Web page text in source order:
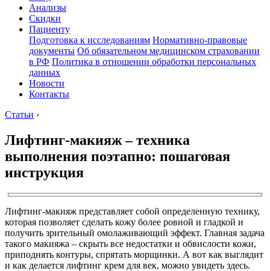
Анализы
Скидки
Пациенту
Подготовка к исследованиям Нормативно-правовые
документы Об обязательном медицинском страховании
в РФ Политика в отношении обработки персональных
данных
Новости
Контакты
Статьи ›
Лифтинг-макияж – техника
выполнения поэтапно: пошаговая
инструкция
Лифтинг-макияж представляет собой определенную технику,
которая позволяет сделать кожу более ровной и гладкой и
получить зрительный омолаживающий эффект. Главная задача
такого макияжа – скрыть все недостатки и обвислости кожи,
приподнять контуры, спрятать морщинки. А вот как выглядит
и как делается лифтинг крем для век, можно увидеть здесь.